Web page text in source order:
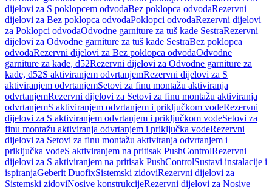
dijelovi za S poklopcem odvodaBez poklopca odvodaRezervni
dijelovi za Bez poklopca odvodaPoklopci odvodaRezervni dijelovi
za Poklopci odvodaOdvodne garniture za tuš kade SestraRezervni
dijelovi za Odvodne garniture za tuš kade SestraBez poklopca
odvodaRezervni dijelovi za Bez poklopca odvodaOdvodne
garniture za kade, d52Rezervni dijelovi za Odvodne garniture za
kade, d52S aktiviranjem odvrtanjemRezervni dijelovi za S
aktiviranjem odvrtanjemSetovi za finu montažu aktiviranja
odvrtanjemRezervni dijelovi za Setovi za finu montažu aktiviranja
odvrtanjemS aktiviranjem odvrtanjem i priključkom vodeRezervni
dijelovi za S aktiviranjem odvrtanjem i priključkom vodeSetovi za
finu montažu aktiviranja odvrtanjem i priključka vodeRezervni
dijelovi za Setovi za finu montažu aktiviranja odvrtanjem i
priključka vodeS aktiviranjem na pritisak PushControlRezervni
dijelovi za S aktiviranjem na pritisak PushControlSustavi instalacije i
ispiranjaGeberit DuofixSistemski zidoviRezervni dijelovi za
Sistemski zidoviNosive konstrukcijeRezervni dijelovi za Nosive